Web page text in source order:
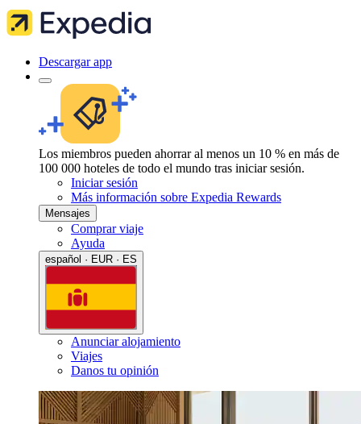
Descargar app
Los miembros pueden ahorrar al menos un 10 % en más de
100 000 hoteles de todo el mundo tras iniciar sesión.
Iniciar sesión
Más información sobre Expedia Rewards
Mensajes
Comprar viaje
Ayuda
español · EUR · ES
Anunciar alojamiento
Viajes
Danos tu opinión